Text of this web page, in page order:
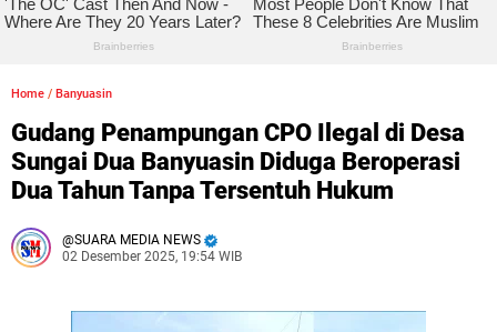
Home / Banyuasin
Gudang Penampungan CPO Ilegal di Desa
Sungai Dua Banyuasin Diduga Beroperasi
Dua Tahun Tanpa Tersentuh Hukum
SUARA MEDIA NEWS
02 Desember 2025, 19:54 WIB